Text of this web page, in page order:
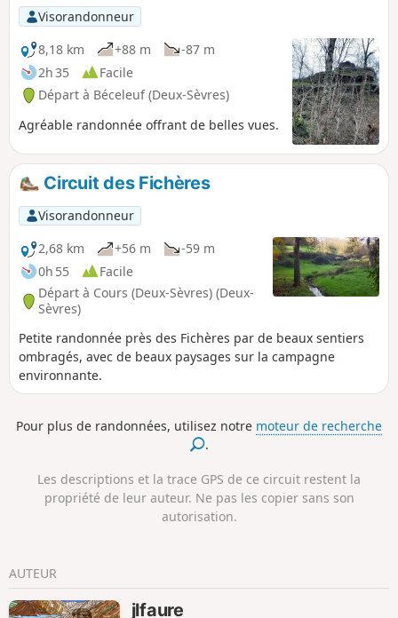
Visorandonneur
8,18 km
+88 m
-87 m
2h 35
Facile
Départ à Béceleuf (Deux-Sèvres)
Agréable randonnée offrant de belles vues.
Circuit des Fichères
Visorandonneur
2,68 km
+56 m
-59 m
0h 55
Facile
Départ à Cours (Deux-Sèvres) (Deux-
Sèvres)
Petite randonnée près des Fichères par de beaux sentiers
ombragés, avec de beaux paysages sur la campagne
environnante.
Pour plus de randonnées, utilisez notre moteur de recherche
.
Les descriptions et la trace GPS de ce circuit restent la
propriété de leur auteur. Ne pas les copier sans son
autorisation.
AUTEUR
jlfaure